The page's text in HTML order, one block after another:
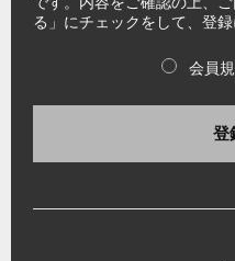
る」にチェックをして、登録
会員
登